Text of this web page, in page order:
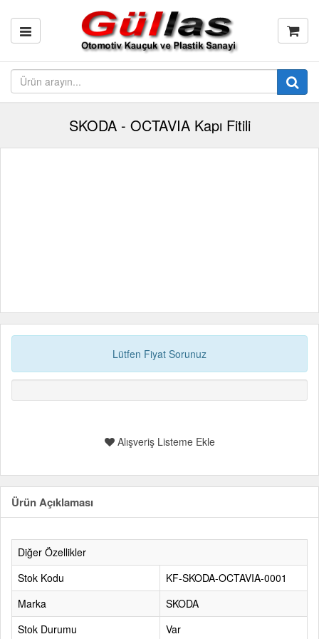
SKODA - OCTAVIA Kapı Fitili
Lütfen Fiyat Sorunuz
Alışveriş Listeme Ekle
Ürün Açıklaması
Diğer Özellikler
Stok Kodu
KF-SKODA-OCTAVIA-0001
Marka
SKODA
Stok Durumu
Var